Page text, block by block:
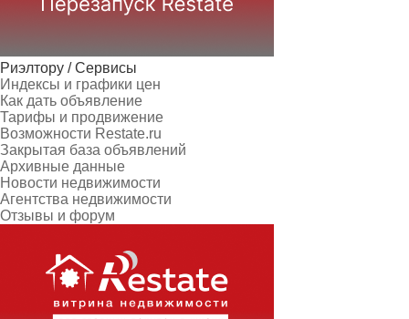
Риэлтору / Сервисы
Индексы и графики цен
Как дать объявление
Тарифы и продвижение
Возможности Restate.ru
Закрытая база объявлений
Архивные данные
Новости недвижимости
Агентства недвижимости
Отзывы и форум